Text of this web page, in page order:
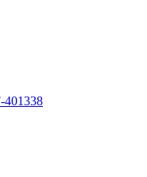
401338